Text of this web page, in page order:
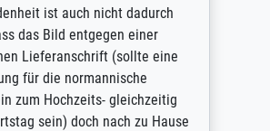
ist auch nicht dadurch
das Bild entgegen einer
Lieferanschrift (sollte eine
für die normannische
zum Hochzeits- gleichzeitig
sein) doch nach zu Hause